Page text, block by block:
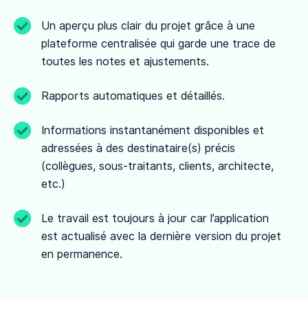
Un aperçu plus clair du projet grâce à une
plateforme centralisée qui garde une trace de
toutes les notes et ajustements.
Rapports automatiques et détaillés.
Informations instantanément disponibles et
adressées à des destinataire(s) précis
(collègues, sous-traitants, clients, architecte,
etc.)
Le travail est toujours à jour car l’application
est actualisé avec la dernière version du projet
en permanence.